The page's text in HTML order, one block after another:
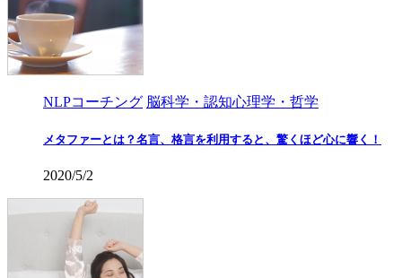
NLPコーチング 脳科学・認知心理学・哲学
メタファーとは？名言、格言を利用すると、驚くほど心に響く！
2020/5/2